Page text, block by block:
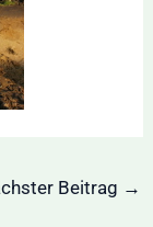
Beitrag →